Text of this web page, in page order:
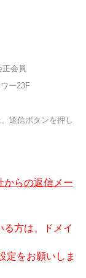
会員
ー23F
送信ボタンを押し
からの返信メー
方は、ドメイ
定をお願いしま